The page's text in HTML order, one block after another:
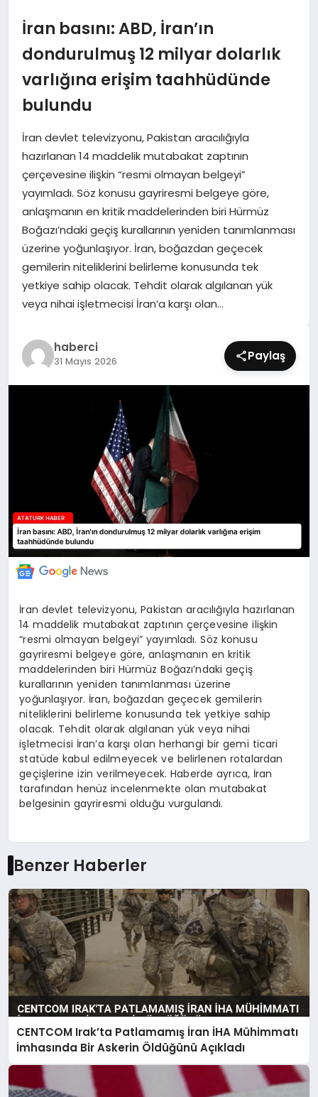
MAGAZIN
SIYASET
SPOR
TEKNOLOJI
YAŞAM
İran basını: ABD, İran’ın
dondurulmuş 12 milyar dolarlık
varlığına erişim taahhüdünde
bulundu
İran devlet televizyonu, Pakistan aracılığıyla
hazırlanan 14 maddelik mutabakat zaptının
çerçevesine ilişkin “resmi olmayan belgeyi”
yayımladı. Söz konusu gayriresmi belgeye göre,
anlaşmanın en kritik maddelerinden biri Hürmüz
Boğazı’ndaki geçiş kurallarının yeniden tanımlanması
üzerine yoğunlaşıyor. İran, boğazdan geçecek
gemilerin niteliklerini belirleme konusunda tek
yetkiye sahip olacak. Tehdit olarak algılanan yük
veya nihai işletmecisi İran’a karşı olan…
haberci
31 Mayıs 2026 Paylaş
İran devlet televizyonu, Pakistan aracılığıyla hazırlanan
14 maddelik mutabakat zaptının çerçevesine ilişkin
“resmi olmayan belgeyi” yayımladı. Söz konusu
gayriresmi belgeye göre, anlaşmanın en kritik
maddelerinden biri Hürmüz Boğazı’ndaki geçiş
kurallarının yeniden tanımlanması üzerine
yoğunlaşıyor. İran, boğazdan geçecek gemilerin
niteliklerini belirleme konusunda tek yetkiye sahip
olacak. Tehdit olarak algılanan yük veya nihai
işletmecisi İran’a karşı olan herhangi bir gemi ticari
statüde kabul edilmeyecek ve belirlenen rotalardan
geçişlerine izin verilmeyecek. Haberde ayrıca, İran
tarafından henüz incelenmekte olan mutabakat
belgesinin gayriresmi olduğu vurgulandı.
Benzer Haberler
CENTCOM Irak’ta Patlamamış İran İHA Mühimmatı
İmhasında Bir Askerin Öldüğünü Açıkladı